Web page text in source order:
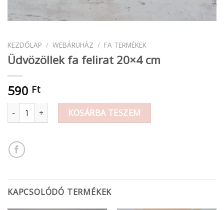
KEZDŐLAP / WEBÁRUHÁZ / FA TERMÉKEK
Üdvözöllek fa felirat 20×4 cm
590 Ft
Üdvözöllek fa felirat 20x4 cm mennyiség
KOSÁRBA TESZEM
KAPCSOLÓDÓ TERMÉKEK